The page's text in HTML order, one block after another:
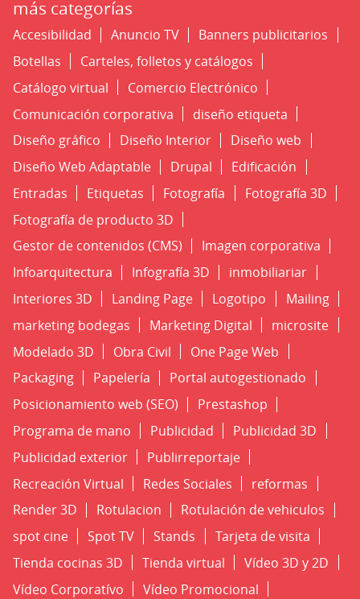
más categorías
Accesibilidad Anuncio TV
Banners publicitarios
Botellas
Carteles, folletos y catálogos
Catálogo virtual
Comercio Electrónico
Comunicación corporativa
diseño etiqueta
Diseño gráfico
Diseño Interior
Diseño web
Diseño Web Adaptable
Drupal
Edificación
Entradas
Etiquetas Fotografía
Fotografía 3D
Fotografía de producto 3D
Gestor de contenidos (CMS)
Imagen corporativa
Infoarquitectura
Infografía 3D
inmobiliariar
Interiores 3D
Landing Page Logotipo
Mailing
marketing bodegas
Marketing Digital
microsite
Modelado 3D
Obra Civil
One Page Web
Packaging
Papelería
Portal autogestionado
Posicionamiento web (SEO)
Prestashop
Programa de mano
Publicidad
Publicidad 3D
Publicidad exterior
Publirreportaje
Recreación Virtual
Redes Sociales
reformas
Render 3D
Rotulacion
Rotulación de vehiculos
spot cine
Spot TV Stands
Tarjeta de visita
Tienda cocinas 3D
Tienda virtual
Vídeo 3D y 2D
Vídeo Corporatívo
Vídeo Promocional